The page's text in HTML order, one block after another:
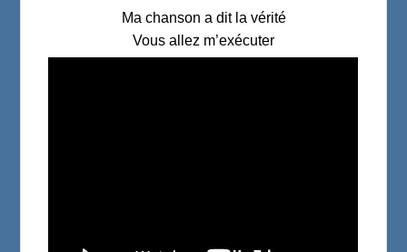
Ma chanson a dit la vérité
Vous allez m’exécuter